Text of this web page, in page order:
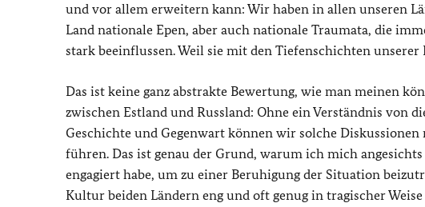
und vor allem erweitern kann: Wir haben in allen unseren
Land nationale Epen, aber auch nationale Traumata, die
stark beeinflussen. Weil sie mit den Tiefenschichten
Das ist keine ganz abstrakte Bewertung, wie man meinen
zwischen Estland und Russland: Ohne ein Verständnis von
Geschichte und Gegenwart können wir solche
führen. Das ist genau der Grund, warum ich mich
engagiert habe, um zu einer Beruhigung der Situation
Kultur beiden Ländern eng und oft genug in tragischer